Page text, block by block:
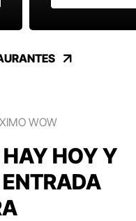
WOW
HAY HOY Y